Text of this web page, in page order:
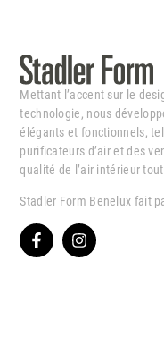
Mettant l’accent sur le
technologie, nous
élégants et fonctionnels,
purificateurs d’air et des
qualité de l’air intérieur
Stadler Form Benelux fait